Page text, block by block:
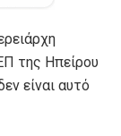
της Ηπείρου
είναι αυτό